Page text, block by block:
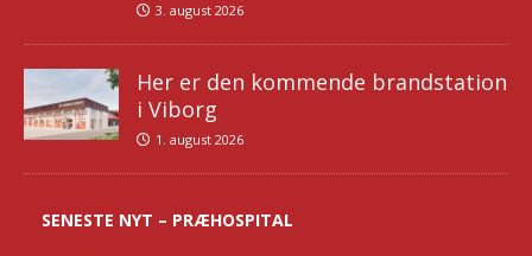
3. august 2026
Her er den kommende brandstation
i Viborg
1. august 2026
SENESTE NYT – PRÆHOSPITAL